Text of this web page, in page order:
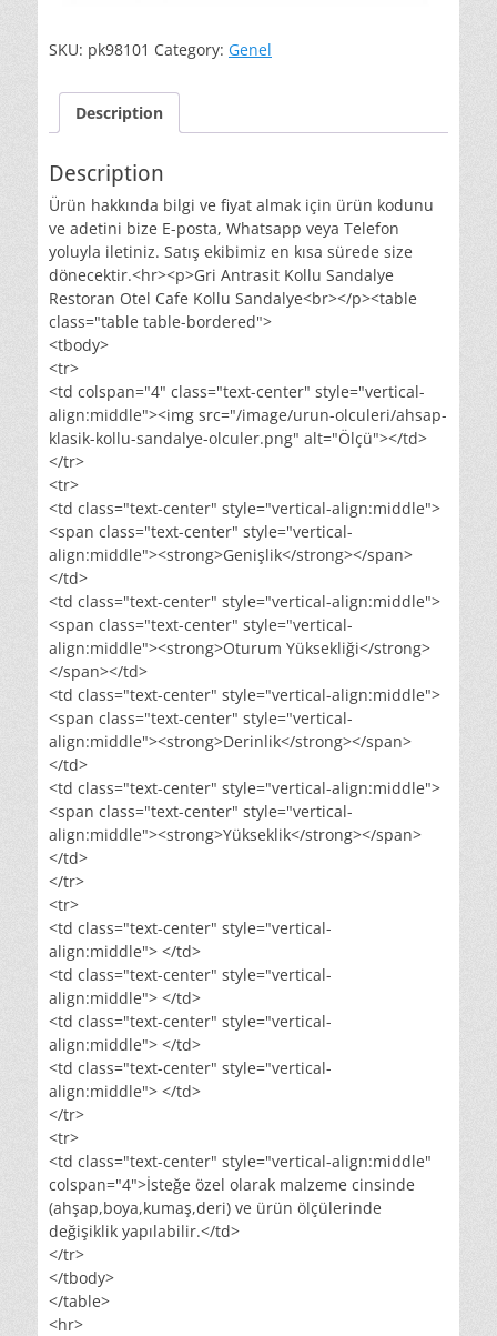
SKU: pk98101 Category: Genel
Description
Description
Ürün hakkında bilgi ve fiyat almak için ürün kodunu
ve adetini bize E-posta, Whatsapp veya Telefon
yoluyla iletiniz. Satış ekibimiz en kısa sürede size
dönecektir.<hr><p>Gri Antrasit Kollu Sandalye
Restoran Otel Cafe Kollu Sandalye<br></p><table
class="table table-bordered">
<tbody>
<tr>
<td colspan="4" class="text-center" style="vertical-
align:middle"><img src="/image/urun-olculeri/ahsap-
klasik-kollu-sandalye-olculer.png" alt="Ölçü"></td>
</tr>
<tr>
<td class="text-center" style="vertical-align:middle">
<span class="text-center" style="vertical-
align:middle"><strong>Genişlik</strong></span>
</td>
<td class="text-center" style="vertical-align:middle">
<span class="text-center" style="vertical-
align:middle"><strong>Oturum Yüksekliği</strong>
</span></td>
<td class="text-center" style="vertical-align:middle">
<span class="text-center" style="vertical-
align:middle"><strong>Derinlik</strong></span>
</td>
<td class="text-center" style="vertical-align:middle">
<span class="text-center" style="vertical-
align:middle"><strong>Yükseklik</strong></span>
</td>
</tr>
<tr>
<td class="text-center" style="vertical-
align:middle"> </td>
<td class="text-center" style="vertical-
align:middle"> </td>
<td class="text-center" style="vertical-
align:middle"> </td>
<td class="text-center" style="vertical-
align:middle"> </td>
</tr>
<tr>
<td class="text-center" style="vertical-align:middle"
colspan="4">İsteğe özel olarak malzeme cinsinde
(ahşap,boya,kumaş,deri) ve ürün ölçülerinde
değişiklik yapılabilir.</td>
</tr>
</tbody>
</table>
<hr>